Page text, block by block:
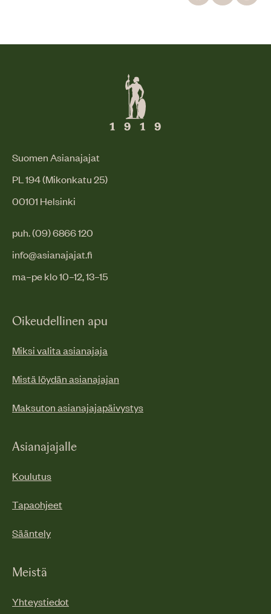
Suomen Asianajajat
PL 194 (Mikonkatu 25)
00101 Helsinki
puh. (09) 6866 120
info@asianajajat.fi
ma–pe klo 10–12, 13–15
Oikeudellinen apu
Miksi valita asianajaja
Mistä löydän asianajajan
Maksuton asianajajapäivystys
Asianajajalle
Koulutus
Tapaohjeet
Sääntely
Meistä
Yhteystiedot